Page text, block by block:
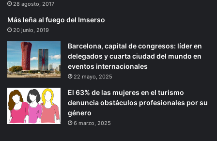
28 agosto, 2017
Más leña al fuego del Imserso
20 junio, 2019
Barcelona, capital de congresos: líder en
delegados y cuarta ciudad del mundo en
eventos internacionales
22 mayo, 2025
El 63% de las mujeres en el turismo
denuncia obstáculos profesionales por su
género
6 marzo, 2025